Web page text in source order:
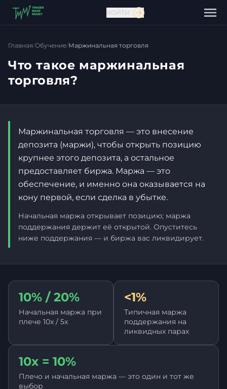
Связаться с нами
ВОЙТИ
Главная/Обучение/Маржинальная торговля
Что такое маржинальная
торговля?
Маржинальная торговля — это внесение
депозита (маржи), чтобы открыть позицию
крупнее этого депозита, а остальное
предоставляет биржа. Маржа — это
обеспечение, и именно она оказывается на
кону первой, если сделка в убытке.
Начальная маржа открывает позицию; маржа
поддержания держит её открытой. Опуститесь
ниже поддержания — и биржа вас ликвидирует.
10% / 20%
Начальная маржа при
плече 10x / 5x
<1%
Типичная маржа
поддержания на
ликвидных парах
10x = 10%
Плечо и начальная маржа — это один и тот же
выбор